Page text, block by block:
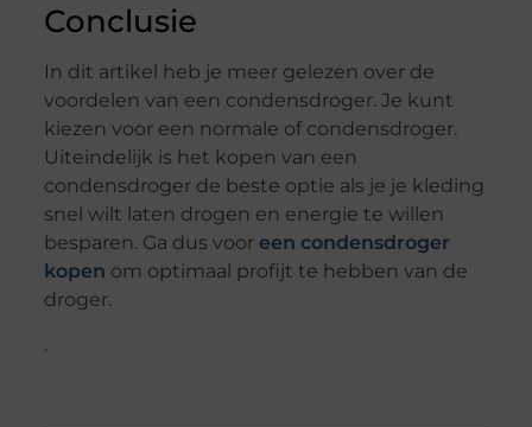
Conclusie
In dit artikel heb je meer gelezen over de
voordelen van een condensdroger. Je kunt
kiezen voor een normale of condensdroger.
Uiteindelijk is het kopen van een
condensdroger de beste optie als je je kleding
snel wilt laten drogen en energie te willen
besparen. Ga dus voor een condensdroger
kopen om optimaal profijt te hebben van de
droger.
.